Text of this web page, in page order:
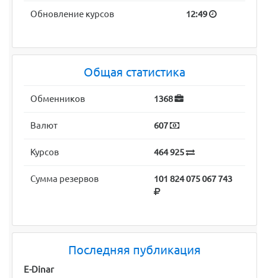
Обновление курсов 12:49
Общая статистика
Обменников 1368
Валют 607
Курсов 464 925
Сумма резервов 101 824 075 067 743
Последняя публикация
E-Dinar